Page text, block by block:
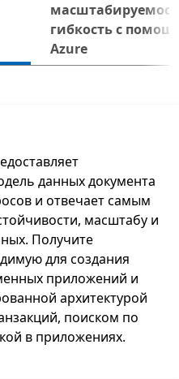
гибкость с
Azure
данных документа
и отвечает самым
масштабу и
Получите
для создания
приложений и
архитектурой
поиском по
в приложениях.